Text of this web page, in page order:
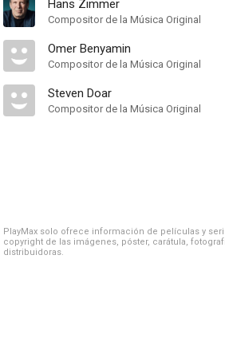
Hans Zimmer
Compositor de la Música Original
Omer Benyamin
Compositor de la Música Original
Steven Doar
Compositor de la Música Original
PlayMax solo ofrece información de películas y
copyright de las imágenes, póster, carátula,
distribuidoras.